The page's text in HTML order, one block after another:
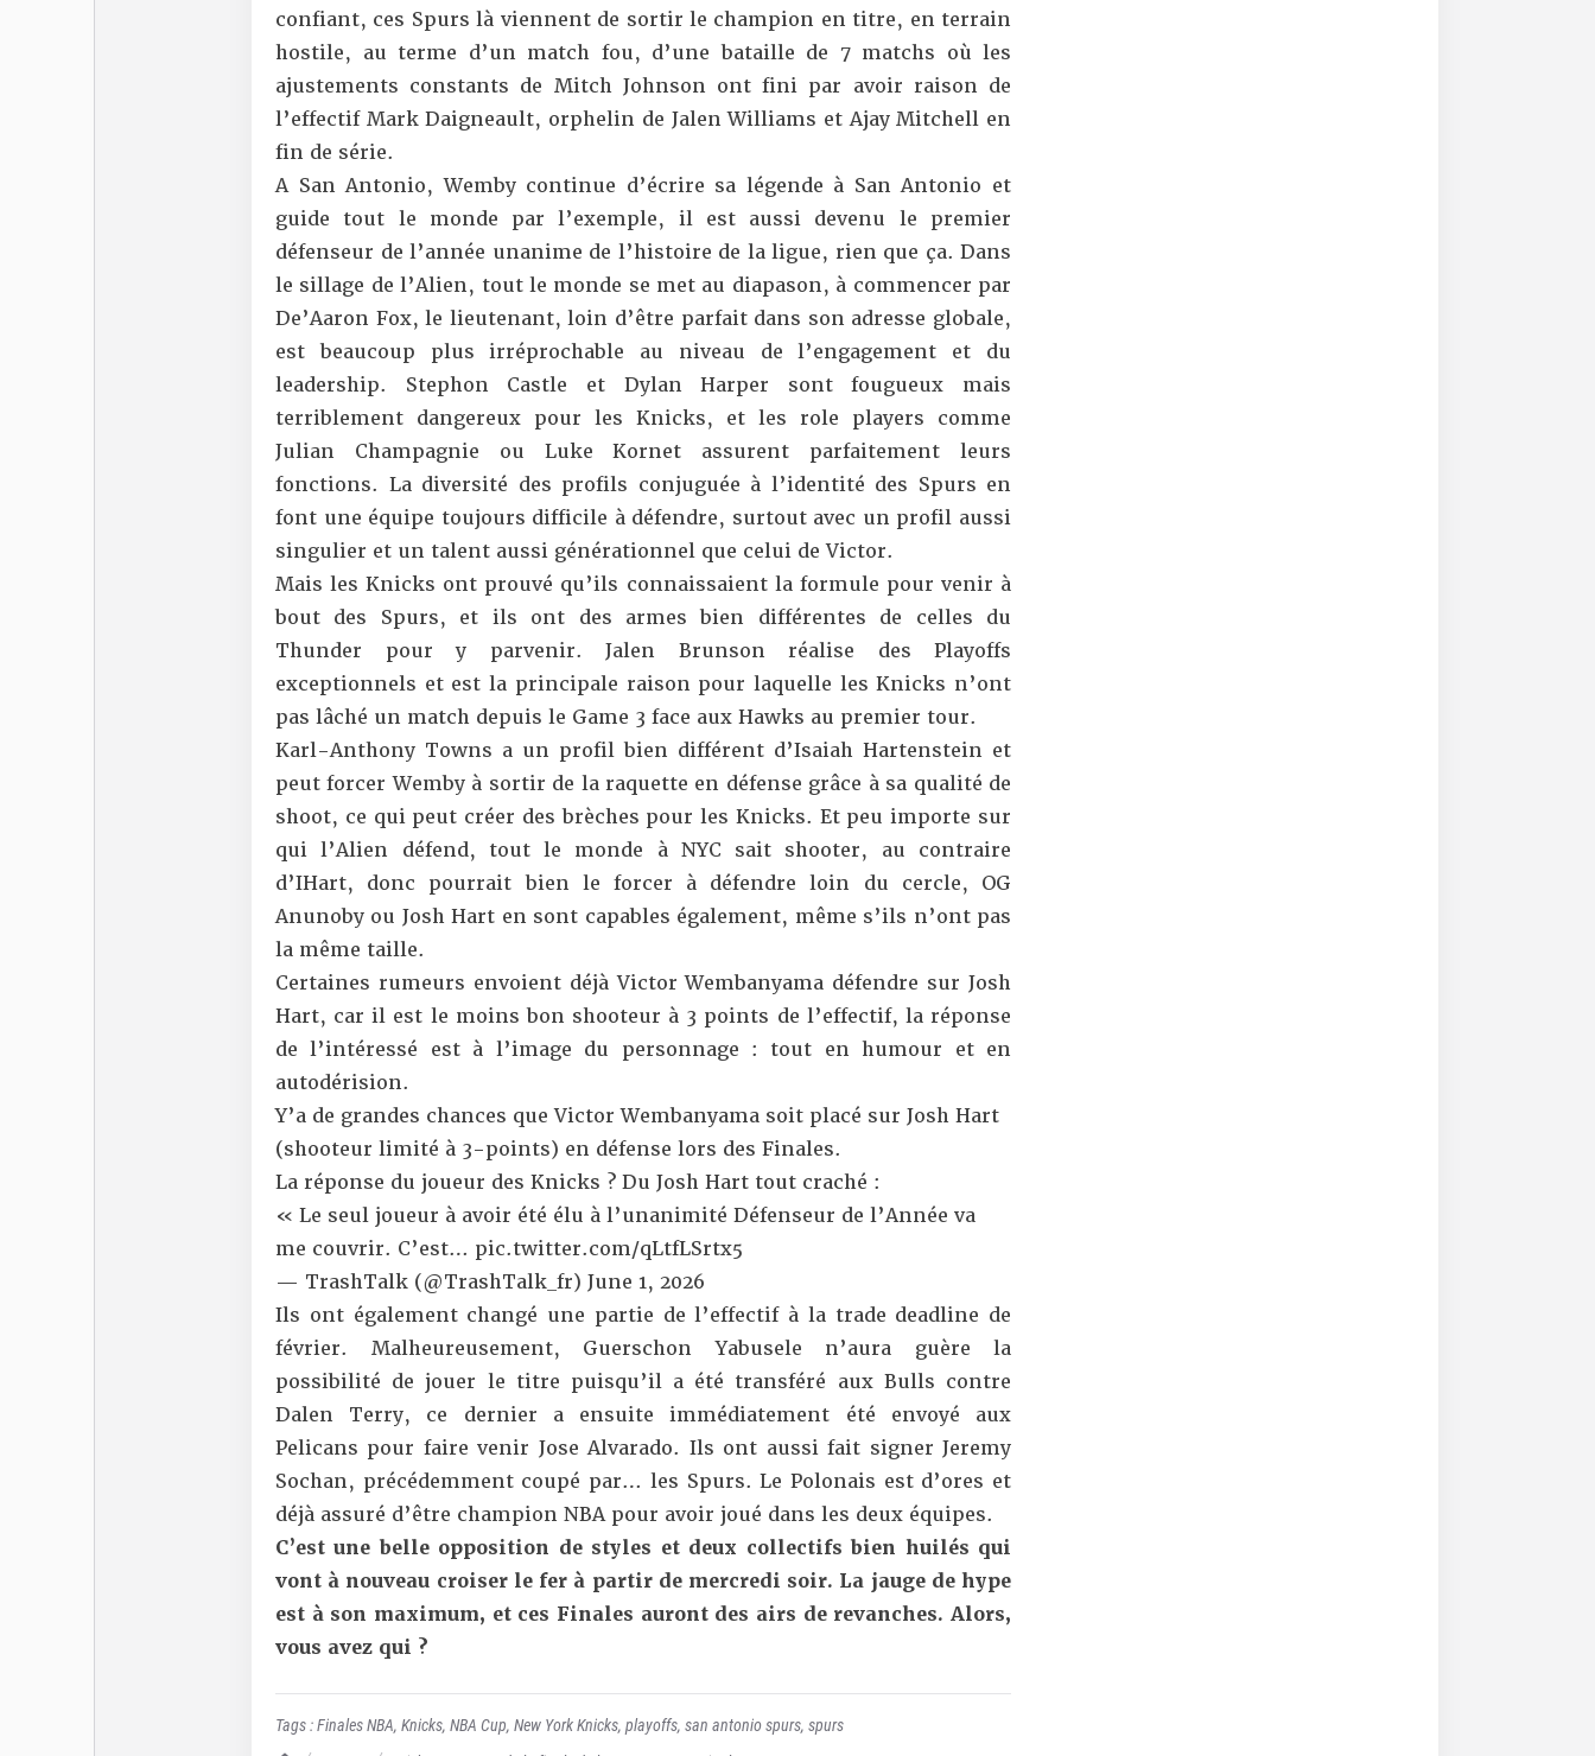
confiant, ces Spurs là viennent de sortir le champion en titre, en terrain
hostile, au terme d’un match fou, d’une bataille de 7 matchs où les
ajustements constants de Mitch Johnson ont fini par avoir raison de
l’effectif Mark Daigneault, orphelin de Jalen Williams et Ajay Mitchell en
fin de série.
A San Antonio, Wemby continue d’écrire sa légende à San Antonio et
guide tout le monde par l’exemple, il est aussi devenu le premier
défenseur de l’année unanime de l’histoire de la ligue, rien que ça. Dans
le sillage de l’Alien, tout le monde se met au diapason, à commencer par
De’Aaron Fox, le lieutenant, loin d’être parfait dans son adresse globale,
est beaucoup plus irréprochable au niveau de l’engagement et du
leadership. Stephon Castle et Dylan Harper sont fougueux mais
terriblement dangereux pour les Knicks, et les role players comme
Julian Champagnie ou Luke Kornet assurent parfaitement leurs
fonctions. La diversité des profils conjuguée à l’identité des Spurs en
font une équipe toujours difficile à défendre, surtout avec un profil aussi
singulier et un talent aussi générationnel que celui de Victor.
Mais les Knicks ont prouvé qu’ils connaissaient la formule pour venir à
bout des Spurs, et ils ont des armes bien différentes de celles du
Thunder pour y parvenir. Jalen Brunson réalise des Playoffs
exceptionnels et est la principale raison pour laquelle les Knicks n’ont
pas lâché un match depuis le Game 3 face aux Hawks au premier tour.
Karl-Anthony Towns a un profil bien différent d’Isaiah Hartenstein et
peut forcer Wemby à sortir de la raquette en défense grâce à sa qualité de
shoot, ce qui peut créer des brèches pour les Knicks. Et peu importe sur
qui l’Alien défend, tout le monde à NYC sait shooter, au contraire
d’IHart, donc pourrait bien le forcer à défendre loin du cercle, OG
Anunoby ou Josh Hart en sont capables également, même s’ils n’ont pas
la même taille.
Certaines rumeurs envoient déjà Victor Wembanyama défendre sur Josh
Hart, car il est le moins bon shooteur à 3 points de l’effectif, la réponse
de l’intéressé est à l’image du personnage : tout en humour et en
autodérision.
Y’a de grandes chances que Victor Wembanyama soit placé sur Josh Hart
(shooteur limité à 3-points) en défense lors des Finales.
La réponse du joueur des Knicks ? Du Josh Hart tout craché :
« Le seul joueur à avoir été élu à l’unanimité Défenseur de l’Année va
me couvrir. C’est… pic.twitter.com/qLtfLSrtx5
— TrashTalk (@TrashTalk_fr) June 1, 2026
Ils ont également changé une partie de l’effectif à la trade deadline de
février. Malheureusement, Guerschon Yabusele n’aura guère la
possibilité de jouer le titre puisqu’il a été transféré aux Bulls contre
Dalen Terry, ce dernier a ensuite immédiatement été envoyé aux
Pelicans pour faire venir Jose Alvarado. Ils ont aussi fait signer Jeremy
Sochan, précédemment coupé par… les Spurs.Le Polonais est d’ores et
déjà assuré d’être champion NBApour avoir joué dans les deux équipes.
C’est une belle opposition de styles et deux collectifs bien huilés qui
vont à nouveau croiser le fer à partir de mercredi soir. La jauge de hype
est à son maximum, et ces Finales auront des airs de revanches. Alors,
vous avez qui ?
Tags :Finales NBA, Knicks, NBA Cup, New York Knicks, playoffs, san antonio spurs, spurs